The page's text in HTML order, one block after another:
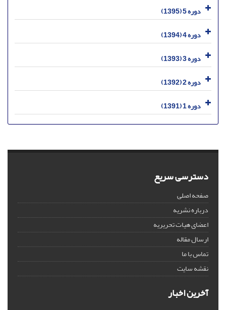
دوره 5 (1395)
دوره 4 (1394)
دوره 3 (1393)
دوره 2 (1392)
دوره 1 (1391)
دسترسی سریع
صفحه اصلی
درباره نشریه
اعضای هیات تحریریه
ارسال مقاله
تماس با ما
نقشه سایت
آخرین اخبار